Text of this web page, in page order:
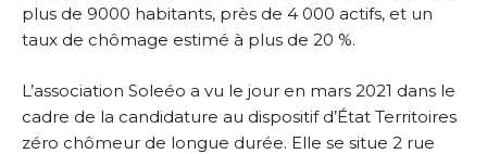
plus de 9000 habitants, près de 4 000 actifs, et un
taux de chômage estimé à plus de 20 %.
L’association Soleéo a vu le jour en mars 2021 dans le
cadre de la candidature au dispositif d’État Territoires
zéro chômeur de longue durée. Elle se situe 2 rue